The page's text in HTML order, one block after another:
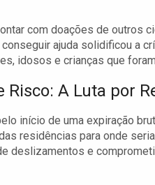
com doações de outros
ajuda solidificou a
idosos e crianças que
Risco: A Luta por
início de uma expiração
residências para onde
deslizamentos e